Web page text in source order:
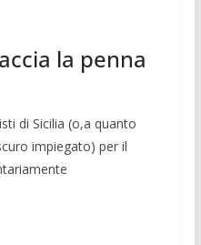
la penna
di Sicilia (o,a quanto
impiegato) per il